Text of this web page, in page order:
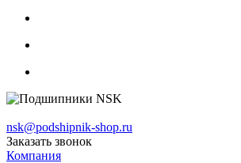
nsk@podshipnik-shop.ru
Заказать звонок
Компания